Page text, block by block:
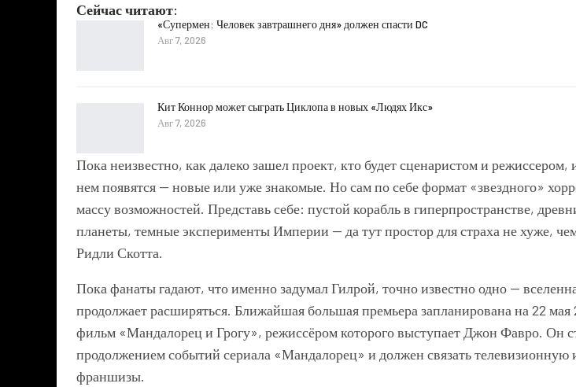
Сейчас читают:
«Супермен: Человек завтрашнего дня» должен спасти DC
Авг 7, 2026
Кит Коннор может сыграть Циклопа в новых «Людях Икс»
Авг 7, 2026
Пока неизвестно, как далеко зашел проект, кто будет сценаристом и режиссером,
нем появятся — новые или уже знакомые. Но сам по себе формат «звездного»
массу возможностей. Представь себе: пустой корабль в гиперпространстве,
планеты, темные эксперименты Империи — да тут простор для страха не хуже,
Ридли Скотта.
Пока фанаты гадают, что именно задумал Гилрой, точно известно одно —
продолжает расширяться. Ближайшая большая премьера запланирована на 22 мая
фильм «Мандалорец и Грогу», режиссёром которого выступает Джон Фавро. Он
продолжением событий сериала «Мандалорец» и должен связать
франшизы.